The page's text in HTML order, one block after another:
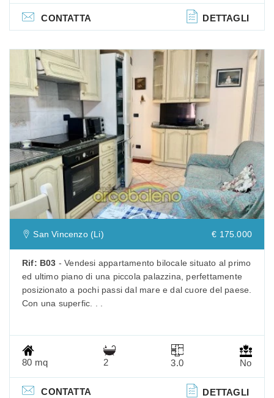
CONTATTA DETTAGLI
Previous
San Vincenzo (Li) € 175.000
Rif: B03 - Vendesi appartamento bilocale situato al primo
ed ultimo piano di una piccola palazzina, perfettamente
posizionato a pochi passi dal mare e dal cuore del paese.
Con una superfic. . .
80 mq 2 3.0 No
CONTATTA DETTAGLI